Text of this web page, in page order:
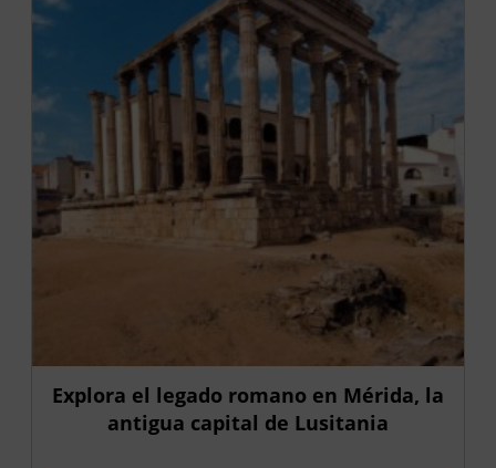
Explora el legado romano en Mérida, la
antigua capital de Lusitania